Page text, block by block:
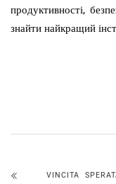
продуктивності,
знайти найкращий
VINCITA